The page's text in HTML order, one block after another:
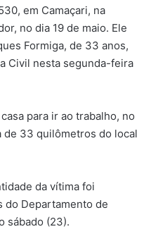
em Camaçari, na
no dia 19 de maio. Ele
Formiga, de 33 anos,
Civil nesta segunda-feira
para ir ao trabalho, no
de 33 quilômetros do local
da vítima foi
do Departamento de
sábado (23).